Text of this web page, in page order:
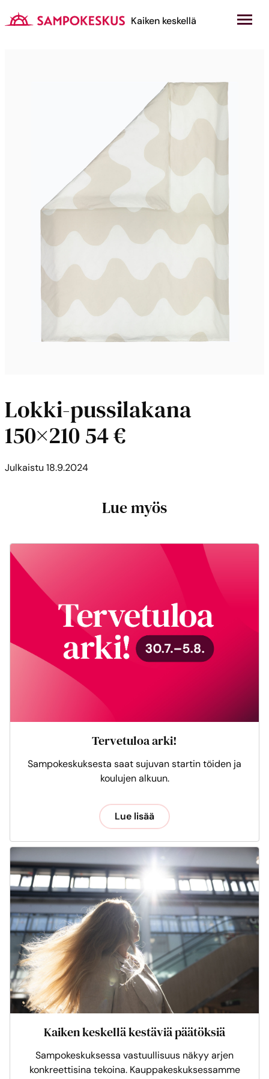
sisältöön
Kauppakeskus Sampokeskus
Kaiken keskellä
Lokki-pussilakana
150×210 54 €
Julkaistu 18.9.2024
Lue myös
Tervetuloa arki!
Sampokeskuksesta saat sujuvan startin töiden ja
koulujen alkuun.
Lue lisää
Kaiken keskellä kestäviä päätöksiä
Sampokeskuksessa vastuullisuus näkyy arjen
konkreettisina tekoina. Kauppakeskuksessamme